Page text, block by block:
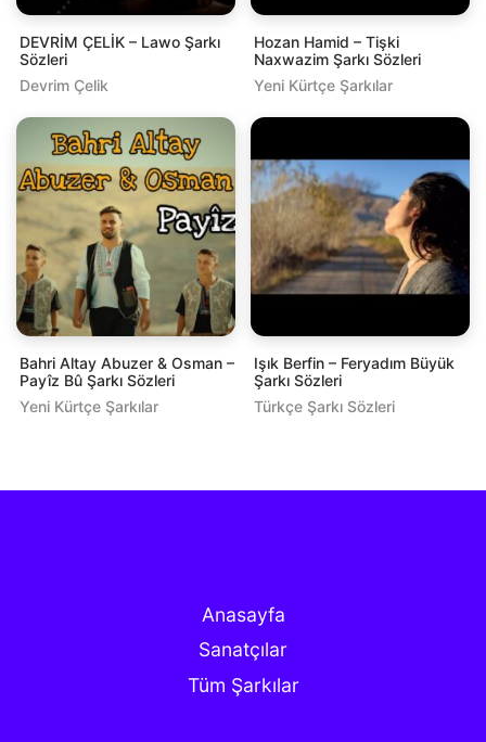
DEVRİM ÇELİK – Lawo Şarkı
Sözleri
Devrim Çelik
Hozan Hamid – Tişki
Naxwazim Şarkı Sözleri
Yeni Kürtçe Şarkılar
Bahri Altay Abuzer & Osman –
Payîz Bû Şarkı Sözleri
Yeni Kürtçe Şarkılar
Işık Berfin – Feryadım Büyük
Şarkı Sözleri
Türkçe Şarkı Sözleri
Anasayfa
Sanatçılar
Tüm Şarkılar